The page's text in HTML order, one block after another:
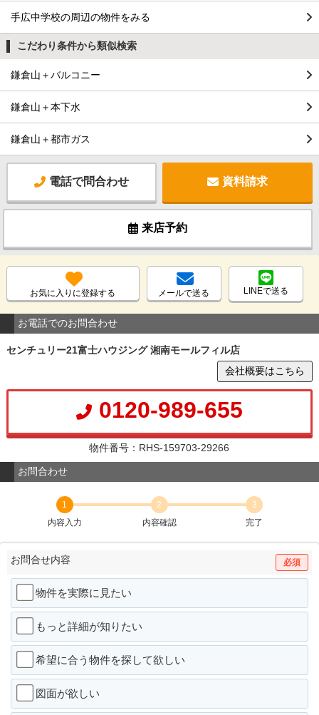
手広中学校の周辺の物件をみる
こだわり条件から類似検索
鎌倉山＋バルコニー
鎌倉山＋本下水
鎌倉山＋都市ガス
電話で問合わせ 資料請求
来店予約
お気に入りに登録する メールで送る LINEで送る
お電話でのお問合わせ
センチュリー21富士ハウジング 湘南モールフィル店
会社概要はこちら
0120-989-655
物件番号：RHS-159703-29266
お問合わせ
1
内容入力
2
内容確認
3
完了
お問合せ内容 必須
物件を実際に見たい
もっと詳細が知りたい
希望に合う物件を探して欲しい
図面が欲しい